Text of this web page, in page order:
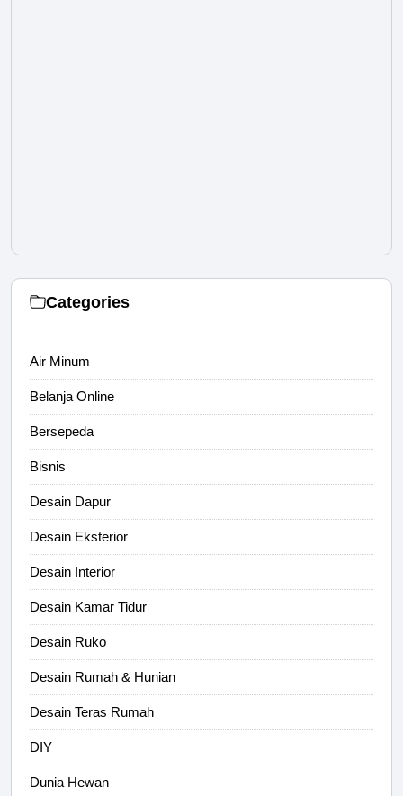
Categories
Air Minum
Belanja Online
Bersepeda
Bisnis
Desain Dapur
Desain Eksterior
Desain Interior
Desain Kamar Tidur
Desain Ruko
Desain Rumah & Hunian
Desain Teras Rumah
DIY
Dunia Hewan